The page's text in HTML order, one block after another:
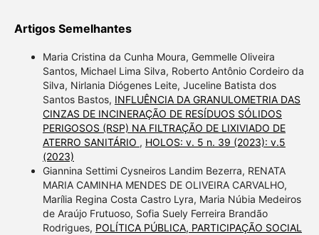
Artigos Semelhantes
Maria Cristina da Cunha Moura, Gemmelle Oliveira
Santos, Michael Lima Silva, Roberto Antônio Cordeiro da
Silva, Nirlania Diógenes Leite, Juceline Batista dos
Santos Bastos, INFLUÊNCIA DA GRANULOMETRIA DAS
CINZAS DE INCINERAÇÃO DE RESÍDUOS SÓLIDOS
PERIGOSOS (RSP) NA FILTRAÇÃO DE LIXIVIADO DE
ATERRO SANITÁRIO , HOLOS: v. 5 n. 39 (2023): v.5
(2023)
Giannina Settimi Cysneiros Landim Bezerra, RENATA
MARIA CAMINHA MENDES DE OLIVEIRA CARVALHO,
Marília Regina Costa Castro Lyra, Maria Núbia Medeiros
de Araújo Frutuoso, Sofia Suely Ferreira Brandão
Rodrigues, POLÍTICA PÚBLICA, PARTICIPAÇÃO SOCIAL